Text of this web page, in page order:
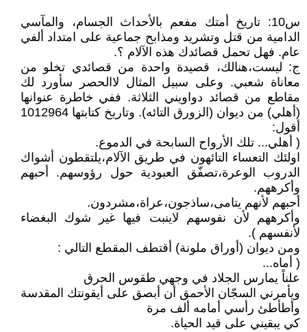
س10: تاريخ أمتك مفعم بالأحداث الجسام، والمآسي
الدامية من قتل وتشريد ومذابح جماعية على امتداد ألفي
عام. فهل تحمل قصائدك هذه الآلام ؟.
ج: ليست،هنالك، قصيدة واحدة من قصائدي تخلو من
معاناة شعبي. وعلى سبيل المثال لاالحصر سأورد لك
مقاطع من قصائد دواويني الثلاثة. ففي خاطرة عنوانها
(أهلي) من ديوان (الزورق التائه). وتاريخ كتابتها 1012964
أقول:
( أهلي... تلك الأرواح السابحة في الدموع.
اولئك التعساء التائهون في طريق الآلام،يلتقطون أشواك
الدروب الوعرة،تصفّق العبودية حول رؤوسهم. أحبهم
وأكرههم.
أحبهم لأنهم يتامى،ساذجون،عراة،مشردون.
وأكرههم لأن نفوسهم لاينبت فيها غير شوك البغضاء
لأنفسهم ).
ومن ديوان (أوراق ملونة) أقتطف المقطع التالي :
( أماه...
علناً يمارس الجلاد في وجهي طقوس الحرق
ويأمرني السجّان الأحمق أن أبصق على أيقونتك المقدسة
وأطأطئ رأسي أمامه ألف مرة
كي يبقيني على قيد الحياة.